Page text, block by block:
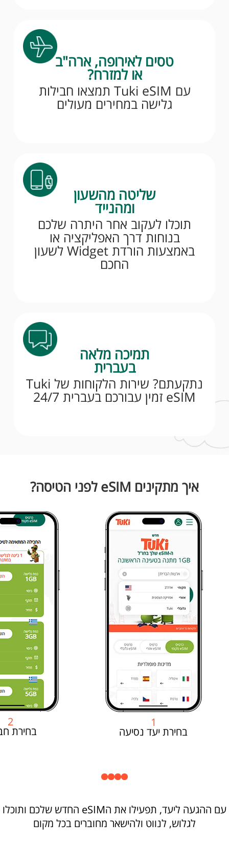
טסים לאירופה, ארה"ב
או למזרח?
עם Tuki eSIM תמצאו חבילות
גלישה במחירים מעולים
שליטה מהשעון
ומהנייד
תוכלו לעקוב אחר היתרה שלכם
בנוחות דרך האפליקציה או
באמצעות הורדת Widget לשעון
החכם
תמיכה מלאה
בעברית
נתקעתם? שירות הלקוחות של Tuki
eSIM זמין עבורכם בעברית 24/7
איך מתקינים eSIM לפני הטיסה?
1
בחירת יעד נסיעה
2
בחירת
עם ההגעה ליעד, תפעילו את הeSIM החדש שלכם ותוכלו
לגלוש, לנווט ולהישאר מחוברים בכל מקום